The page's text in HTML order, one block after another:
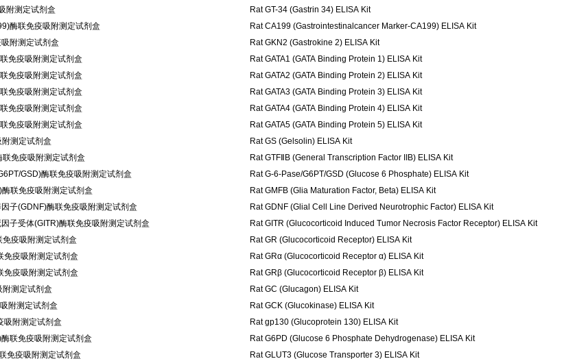
附测定试剂盒
Rat GT-34 (Gastrin 34) ELISA Kit
酶联免疫吸附测定试剂盒
Rat CA199 (Gastrointestinalcancer Marker-CA199) ELISA Kit
附测定试剂盒
Rat GKN2 (Gastrokine 2) ELISA Kit
免疫吸附测定试剂盒
Rat GATA1 (GATA Binding Protein 1) ELISA Kit
免疫吸附测定试剂盒
Rat GATA2 (GATA Binding Protein 2) ELISA Kit
免疫吸附测定试剂盒
Rat GATA3 (GATA Binding Protein 3) ELISA Kit
免疫吸附测定试剂盒
Rat GATA4 (GATA Binding Protein 4) ELISA Kit
免疫吸附测定试剂盒
Rat GATA5 (GATA Binding Protein 5) ELISA Kit
测定试剂盒
Rat GS (Gelsolin) ELISA Kit
免疫吸附测定试剂盒
Rat GTFⅡB (General Transcription Factor IIB) ELISA Kit
GSD)酶联免疫吸附测定试剂盒
Rat G-6-Pase/G6PT/GSD (Glucose 6 Phosphate) ELISA Kit
联免疫吸附测定试剂盒
Rat GMFB (Glia Maturation Factor, Beta) ELISA Kit
子(GDNF)酶联免疫吸附测定试剂盒
Rat GDNF (Glial Cell Line Derived Neurotrophic Factor) ELISA Kit
子受体(GITR)酶联免疫吸附测定试剂盒
Rat GITR (Glucocorticoid Induced Tumor Necrosis Factor Receptor) ELISA Kit
疫吸附测定试剂盒
Rat GR (Glucocorticoid Receptor) ELISA Kit
免疫吸附测定试剂盒
Rat GRα (Glucocorticoid Receptor α) ELISA Kit
免疫吸附测定试剂盒
Rat GRβ (Glucocorticoid Receptor β) ELISA Kit
测定试剂盒
Rat GC (Glucagon) ELISA Kit
附测定试剂盒
Rat GCK (Glucokinase) ELISA Kit
吸附测定试剂盒
Rat gp130 (Glucoprotein 130) ELISA Kit
联免疫吸附测定试剂盒
Rat G6PD (Glucose 6 Phosphate Dehydrogenase) ELISA Kit
免疫吸附测定试剂盒
Rat GLUT3 (Glucose Transporter 3) ELISA Kit